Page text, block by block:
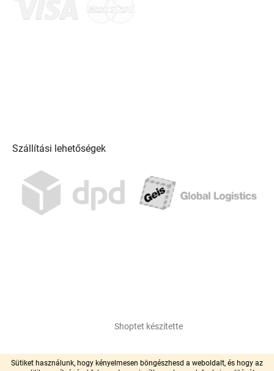
Sütiket használunk, hogy kényelmesen böngészhesd a weboldalt, és hogy az
Szállítási lehetőségek
Shoptet készítette
Copyright 2026pool-centrum.hu. Minden jog fenntartva.